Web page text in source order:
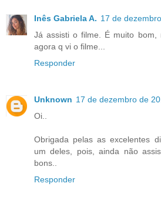
Inês Gabriela A. 17 de
Já assisti o filme. É muito bom,
agora q vi o filme...
Responder
Unknown 17 de dezembro de
Oi..
Obrigada pelas as excelentes
um deles, pois, ainda não
bons..
Responder